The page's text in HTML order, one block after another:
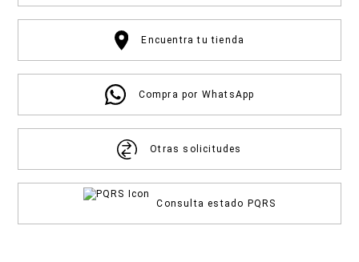
Encuentra tu tienda
Compra por WhatsApp
Otras solicitudes
Consulta estado PQRS